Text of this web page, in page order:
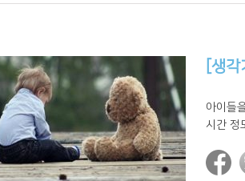
[생
아이들
시간 정